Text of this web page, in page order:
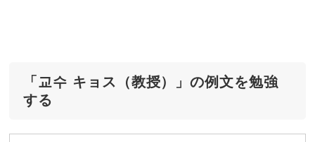
「교수 キョス（教授）」の例文を勉強
する